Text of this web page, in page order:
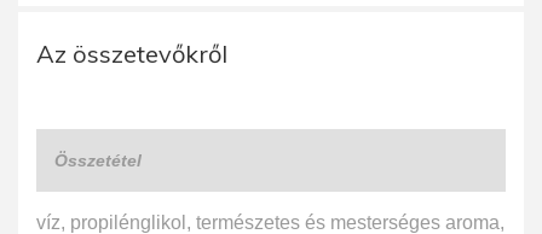
Az összetevőkről
Összetétel
víz, propilénglikol, természetes és mesterséges aroma,